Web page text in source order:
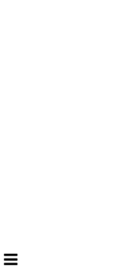
Veksle
navigasjon